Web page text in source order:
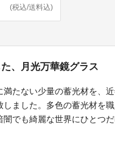
(税込/送料込)
、月光万華鏡グラス
たない少量の蓄光材を、
ました。多色の蓄光材を
闇でも綺麗な世界にひとつ